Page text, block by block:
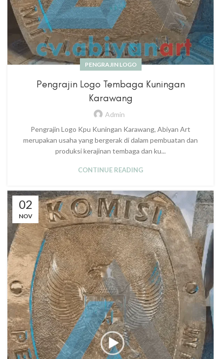
PENGRAJIN LOGO
Pengrajin Logo Tembaga Kuningan
Karawang
Admin
Pengrajin Logo Kpu Kuningan Karawang, Abiyan Art
merupakan usaha yang bergerak di dalam pembuatan dan
produksi kerajinan tembaga dan ku...
CONTINUE READING
02
NOV